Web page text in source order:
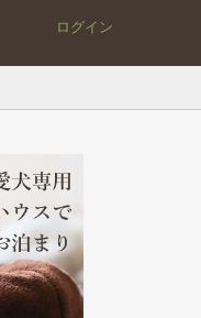
ログイン